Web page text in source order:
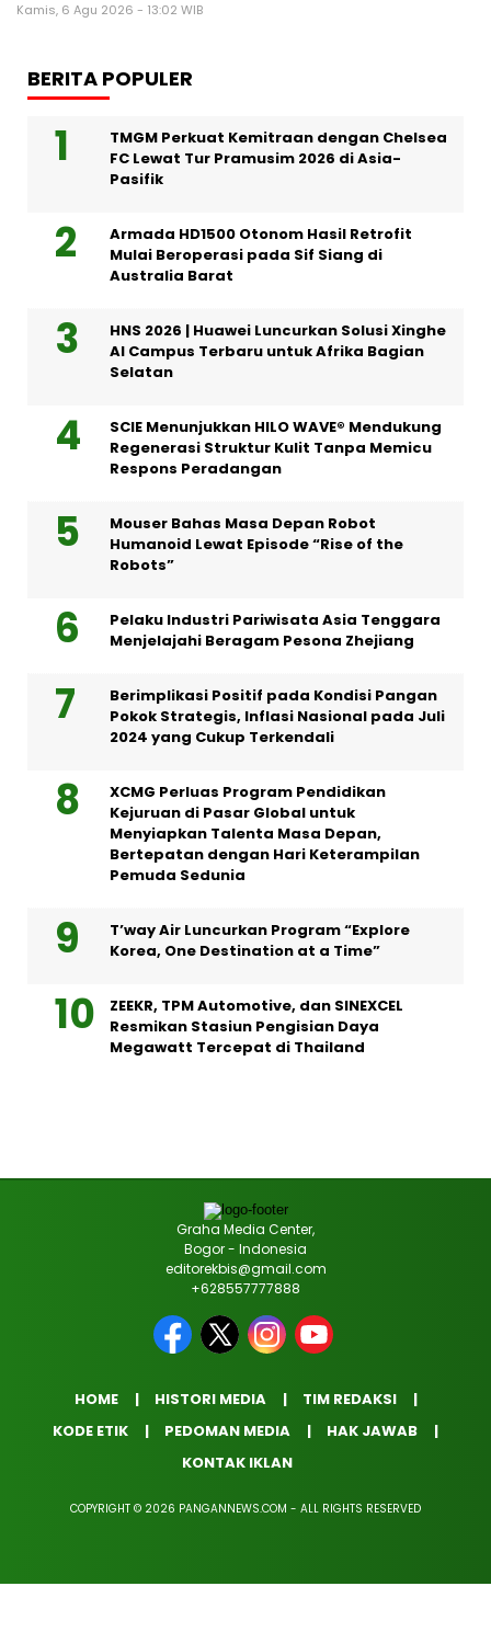
Kamis, 6 Agu 2026 - 13:02 WIB
BERITA POPULER
TMGM Perkuat Kemitraan dengan Chelsea
FC Lewat Tur Pramusim 2026 di Asia-
Pasifik
Armada HD1500 Otonom Hasil Retrofit
Mulai Beroperasi pada Sif Siang di
Australia Barat
HNS 2026 | Huawei Luncurkan Solusi Xinghe
AI Campus Terbaru untuk Afrika Bagian
Selatan
SCIE Menunjukkan HILO WAVE® Mendukung
Regenerasi Struktur Kulit Tanpa Memicu
Respons Peradangan
Mouser Bahas Masa Depan Robot
Humanoid Lewat Episode “Rise of the
Robots”
Pelaku Industri Pariwisata Asia Tenggara
Menjelajahi Beragam Pesona Zhejiang
Berimplikasi Positif pada Kondisi Pangan
Pokok Strategis, Inflasi Nasional pada Juli
2024 yang Cukup Terkendali
XCMG Perluas Program Pendidikan
Kejuruan di Pasar Global untuk
Menyiapkan Talenta Masa Depan,
Bertepatan dengan Hari Keterampilan
Pemuda Sedunia
T’way Air Luncurkan Program “Explore
Korea, One Destination at a Time”
ZEEKR, TPM Automotive, dan SINEXCEL
Resmikan Stasiun Pengisian Daya
Megawatt Tercepat di Thailand
Graha Media Center,
Bogor - Indonesia
editorekbis@gmail.com
+628557777888
HOME HISTORI MEDIA
TIM REDAKSI
KODE ETIK
PEDOMAN MEDIA
HAK JAWAB
KONTAK IKLAN
COPYRIGHT © 2026 PANGANNEWS.COM - ALL RIGHTS RESERVED